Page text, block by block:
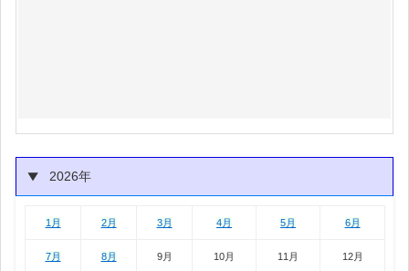
2026年
1月 2月 3月 4月 5月 6月
7月 8月 9月 10月 11月 12月